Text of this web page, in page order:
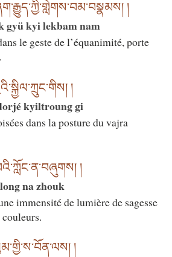
།
gyü kyi lekbam nam
le geste de l’équanimité, porte
།
kyiltroung gi
dans la posture du vajra
།
na zhouk
immensité de lumière de sagesse
།